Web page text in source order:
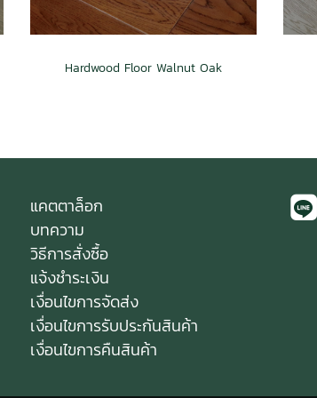
Hardwood Floor Walnut Oak
แคตตาล็อก
บทความ
วิธีการสั่งซื้อ
แจ้งชำระเงิน
เงื่อนไขการจัดส่ง
เงื่อนไขการรับประกันสินค้า
เงื่อนไขการคืนสินค้า